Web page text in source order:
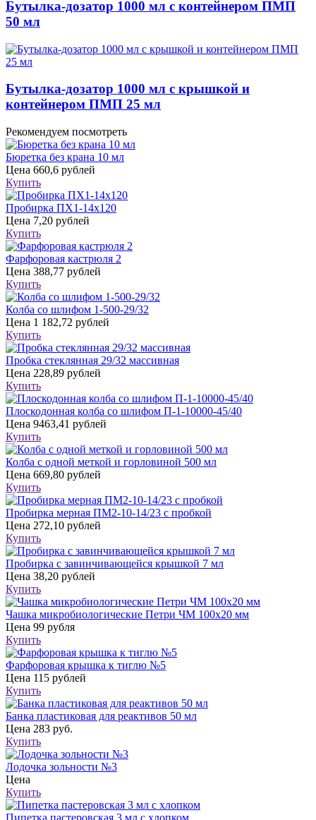
Бутылка-дозатор 1000 мл с контейнером ПМП
50 мл
Бутылка-дозатор 1000 мл с крышкой и
контейнером ПМП 25 мл
Рекомендуем посмотреть
Бюретка без крана 10 мл
Цена 660,6 рублей
Купить
Пробирка ПХ1-14х120
Цена 7,20 рублей
Купить
Фарфоровая кастрюля 2
Цена 388,77 рублей
Купить
Колба со шлифом 1-500-29/32
Цена 1 182,72 рублей
Купить
Пробка стеклянная 29/32 массивная
Цена 228,89 рублей
Купить
Плоскодонная колба со шлифом П-1-10000-45/40
Цена 9463,41 рублей
Купить
Колба с одной меткой и горловиной 500 мл
Цена 669,80 рублей
Купить
Пробирка мерная ПМ2-10-14/23 с пробкой
Цена 272,10 рублей
Купить
Пробирка с завинчивающейся крышкой 7 мл
Цена 38,20 рублей
Купить
Чашка микробиологические Петри ЧМ 100х20 мм
Цена 99 рубля
Купить
Фарфоровая крышка к тиглю №5
Цена 115 рублей
Купить
Банка пластиковая для реактивов 50 мл
Цена 283 руб.
Купить
Лодочка зольности №3
Цена
Купить
Пипетка пастеровская 3 мл с хлопком